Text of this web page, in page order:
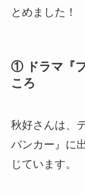
とめました！
① ドラマ『
ころ
秋好さんは、
バンカー』に
じています。